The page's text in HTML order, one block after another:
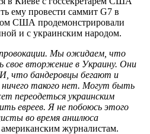
ему провести саммит G7 в
США продемонстрировали
и с украинским народом.
Мы ожидаем, что
свое вторжение в Украину. Они
что бандеровцы бегают и
ничего такого нет. Могут быть
переодеться украинским
евреев. Я не побоюсь этого
во время аншлюса
журналистам.